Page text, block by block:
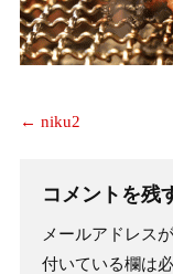
← niku2
コメントを残
メールアドレス
付いている欄は